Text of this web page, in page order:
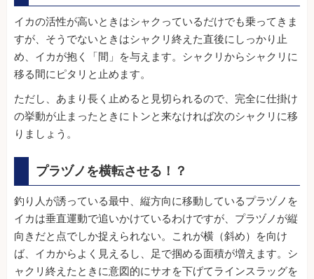
イカの活性が高いときはシャクっているだけでも乗ってきま
すが、そうでないときはシャクリ終えた直後にしっかり止
め、イカが抱く「間」を与えます。シャクリからシャクリに
移る間にピタリと止めます。
ただし、あまり長く止めると見切られるので、完全に仕掛け
の挙動が止まったときにトンと来なければ次のシャクリに移
りましょう。
プラヅノを横転させる！？
釣り人が誘っている最中、縦方向に移動しているプラヅノを
イカは垂直運動で追いかけているわけですが、プラヅノが縦
向きだと点でしか捉えられない。これが横（斜め）を向け
ば、イカからよく見えるし、足で掴める面積が増えます。シ
ャクリ終えたときに意図的にサオを下げてラインスラッグを